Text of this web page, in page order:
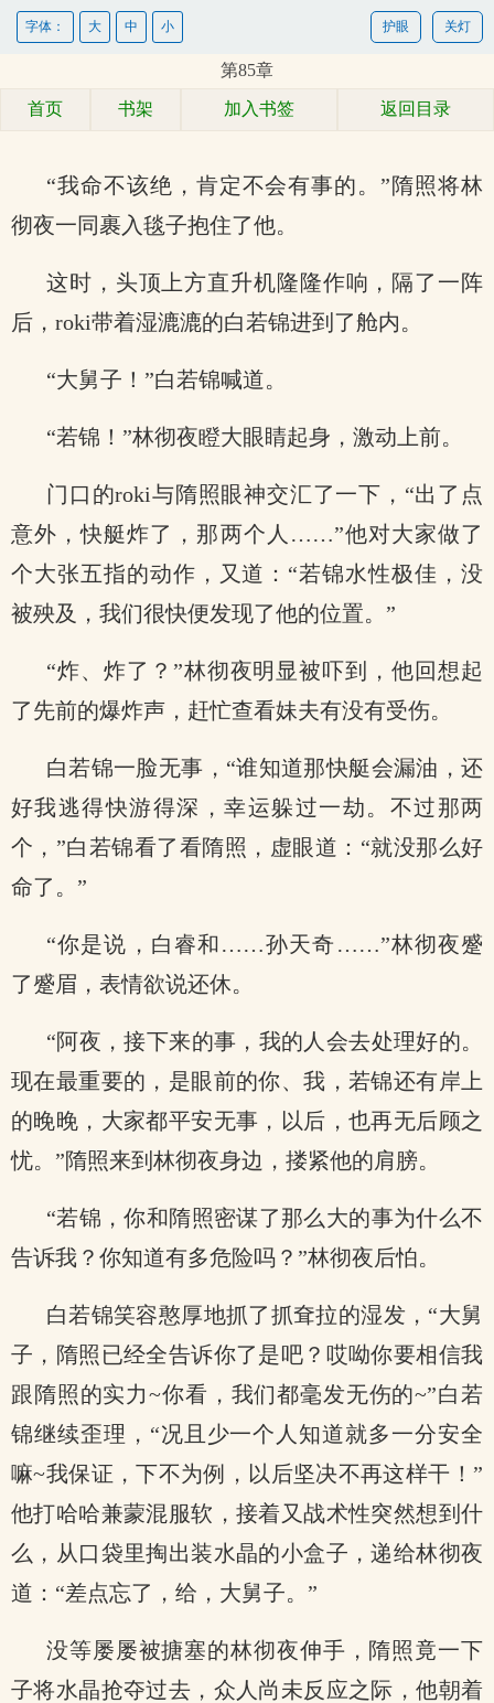
关灯
护眼
字体： 大 中 小
第85章
首页 书架 加入书签 返回目录
“我命不该绝，肯定不会有事的。”隋照将林
彻夜一同裹入毯子抱住了他。
这时，头顶上方直升机隆隆作响，隔了一阵
后，roki带着湿漉漉的白若锦进到了舱内。
“大舅子！”白若锦喊道。
“若锦！”林彻夜瞪大眼睛起身，激动上前。
门口的roki与隋照眼神交汇了一下，“出了点
意外，快艇炸了，那两个人……”他对大家做了
个大张五指的动作，又道：“若锦水性极佳，没
被殃及，我们很快便发现了他的位置。”
“炸、炸了？”林彻夜明显被吓到，他回想起
了先前的爆炸声，赶忙查看妹夫有没有受伤。
白若锦一脸无事，“谁知道那快艇会漏油，还
好我逃得快游得深，幸运躲过一劫。不过那两
个，”白若锦看了看隋照，虚眼道：“就没那么好
命了。”
“你是说，白睿和……孙天奇……”林彻夜蹙
了蹙眉，表情欲说还休。
“阿夜，接下来的事，我的人会去处理好的。
现在最重要的，是眼前的你、我，若锦还有岸上
的晚晚，大家都平安无事，以后，也再无后顾之
忧。”隋照来到林彻夜身边，搂紧他的肩膀。
“若锦，你和隋照密谋了那么大的事为什么不
告诉我？你知道有多危险吗？”林彻夜后怕。
白若锦笑容憨厚地抓了抓耷拉的湿发，“大舅
子，隋照已经全告诉你了是吧？哎呦你要相信我
跟隋照的实力~你看，我们都毫发无伤的~”白若
锦继续歪理，“况且少一个人知道就多一分安全
嘛~我保证，下不为例，以后坚决不再这样干！”
他打哈哈兼蒙混服软，接着又战术性突然想到什
么，从口袋里掏出装水晶的小盒子，递给林彻夜
道：“差点忘了，给，大舅子。”
没等屡屡被搪塞的林彻夜伸手，隋照竟一下
子将水晶抢夺过去，众人尚未反应之际，他朝着